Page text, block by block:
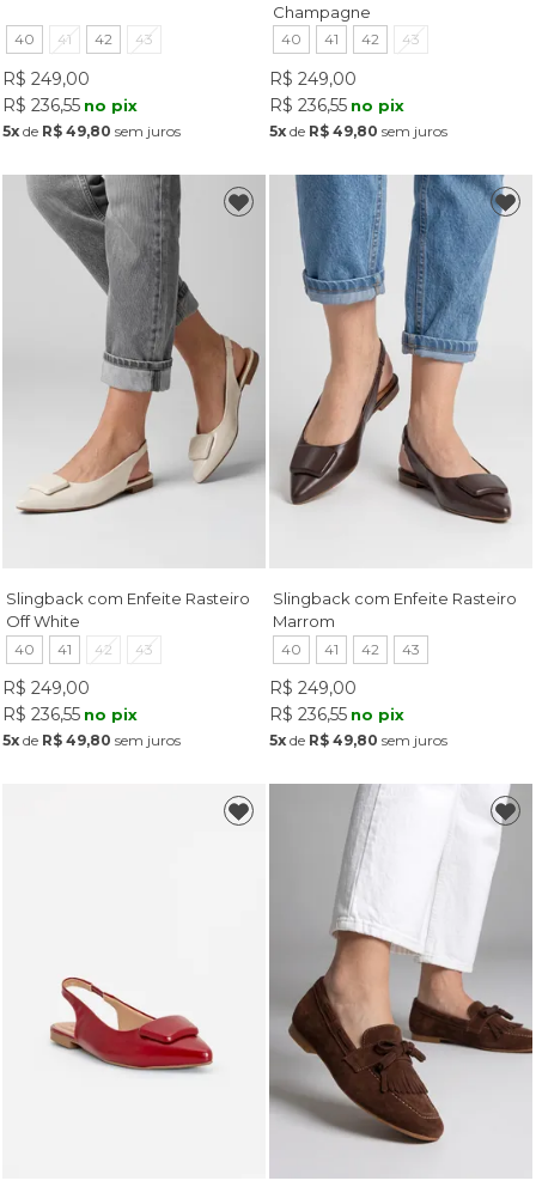
40 41 42 43
R$ 249,00
R$ 236,55 no pix
5xde R$ 49,80 sem juros
Champagne
40 41 42 43
R$ 249,00
R$ 236,55 no pix
5x de R$ 49,80 sem juros
Slingback com Enfeite Rasteiro
Off White
40 41 42 43
R$ 249,00
R$ 236,55 no pix
5xde R$ 49,80 sem juros
Slingback com Enfeite Rasteiro
Marrom
40 41 42 43
R$ 249,00
R$ 236,55 no pix
5x de R$ 49,80 sem juros